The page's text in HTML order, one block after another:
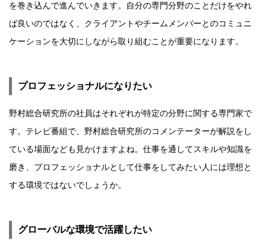
を巻き込んで進んでいきます。自分の専門分野のことだけをやれ
ば良いのではなく、クライアントやチームメンバーとのコミュニ
ケーションを大切にしながら取り組むことが重要になります。
プロフェッショナルになりたい
野村総合研究所の社員はそれぞれが特定の分野に関する専門家で
す。テレビ番組で、野村総合研究所のコメンテーターが解説をし
ている場面なども見かけますよね。仕事を通してスキルや知識を
磨き、プロフェッショナルとして仕事をしてみたい人には理想と
する環境ではないでしょうか。
グローバルな環境で活躍したい